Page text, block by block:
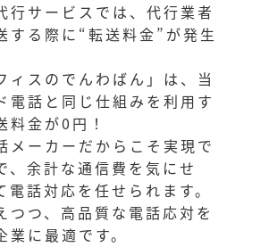
行サービスでは、代行業者
する際に“転送料金”が発生
ィスのでんわばん」は、当
電話と同じ仕組みを利用す
料金が0円！
メーカーだからこそ実現で
、余計な通信費を気にせ
電話対応を任せられます。
つつ、高品質な電話応対を
に最適です。